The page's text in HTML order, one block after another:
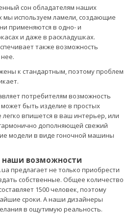
сон обладателям наших
мы используем ламели, создающие
применяются в одно- и
и даже в раскладушках.
также возможность
к стандартным, поэтому проблем
потребителям возможность
быть изделие в простых
впишется в ваш интерьер, или
дополняющей свежий
модели в виде гоночной машины
возможности
предлагает не только приобрести
собственные. Общее количество
1500 человек, поэтому
сроки. А наши дизайнеры
в ощутимую реальность.